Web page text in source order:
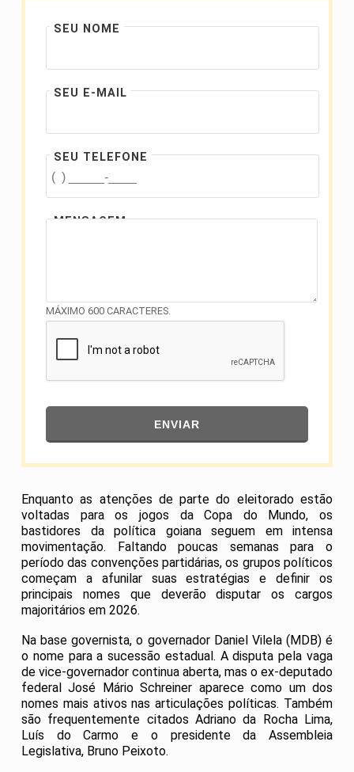
SEU NOME
SEU E-MAIL
SEU TELEFONE
MENSAGEM
MÁXIMO 600 CARACTERES.
ENVIAR
Enquanto as atenções de parte do eleitorado estão
voltadas para os jogos da Copa do Mundo, os
bastidores da política goiana seguem em intensa
movimentação. Faltando poucas semanas para o
período das convenções partidárias, os grupos políticos
começam a afunilar suas estratégias e definir os
principais nomes que deverão disputar os cargos
majoritários em 2026.
Na base governista, o governador Daniel Vilela (MDB) é
o nome para a sucessão estadual. A disputa pela vaga
de vice-governador continua aberta, mas o ex-deputado
federal José Mário Schreiner aparece como um dos
nomes mais ativos nas articulações políticas. Também
são frequentemente citados Adriano da Rocha Lima,
Luís do Carmo e o presidente da Assembleia
Legislativa, Bruno Peixoto.